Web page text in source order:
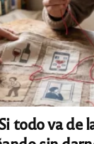
todo va de